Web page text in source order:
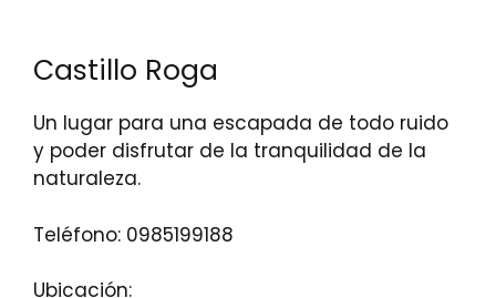
Castillo Roga
Un lugar para una escapada de todo ruido
y poder disfrutar de la tranquilidad de la
naturaleza.
Teléfono: 0985199188
Ubicación: